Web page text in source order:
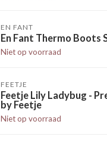
EN FANT
En Fant Thermo Boots
Niet op voorraad
FEETJE
Feetje Lily Ladybug -
by Feetje
Niet op voorraad